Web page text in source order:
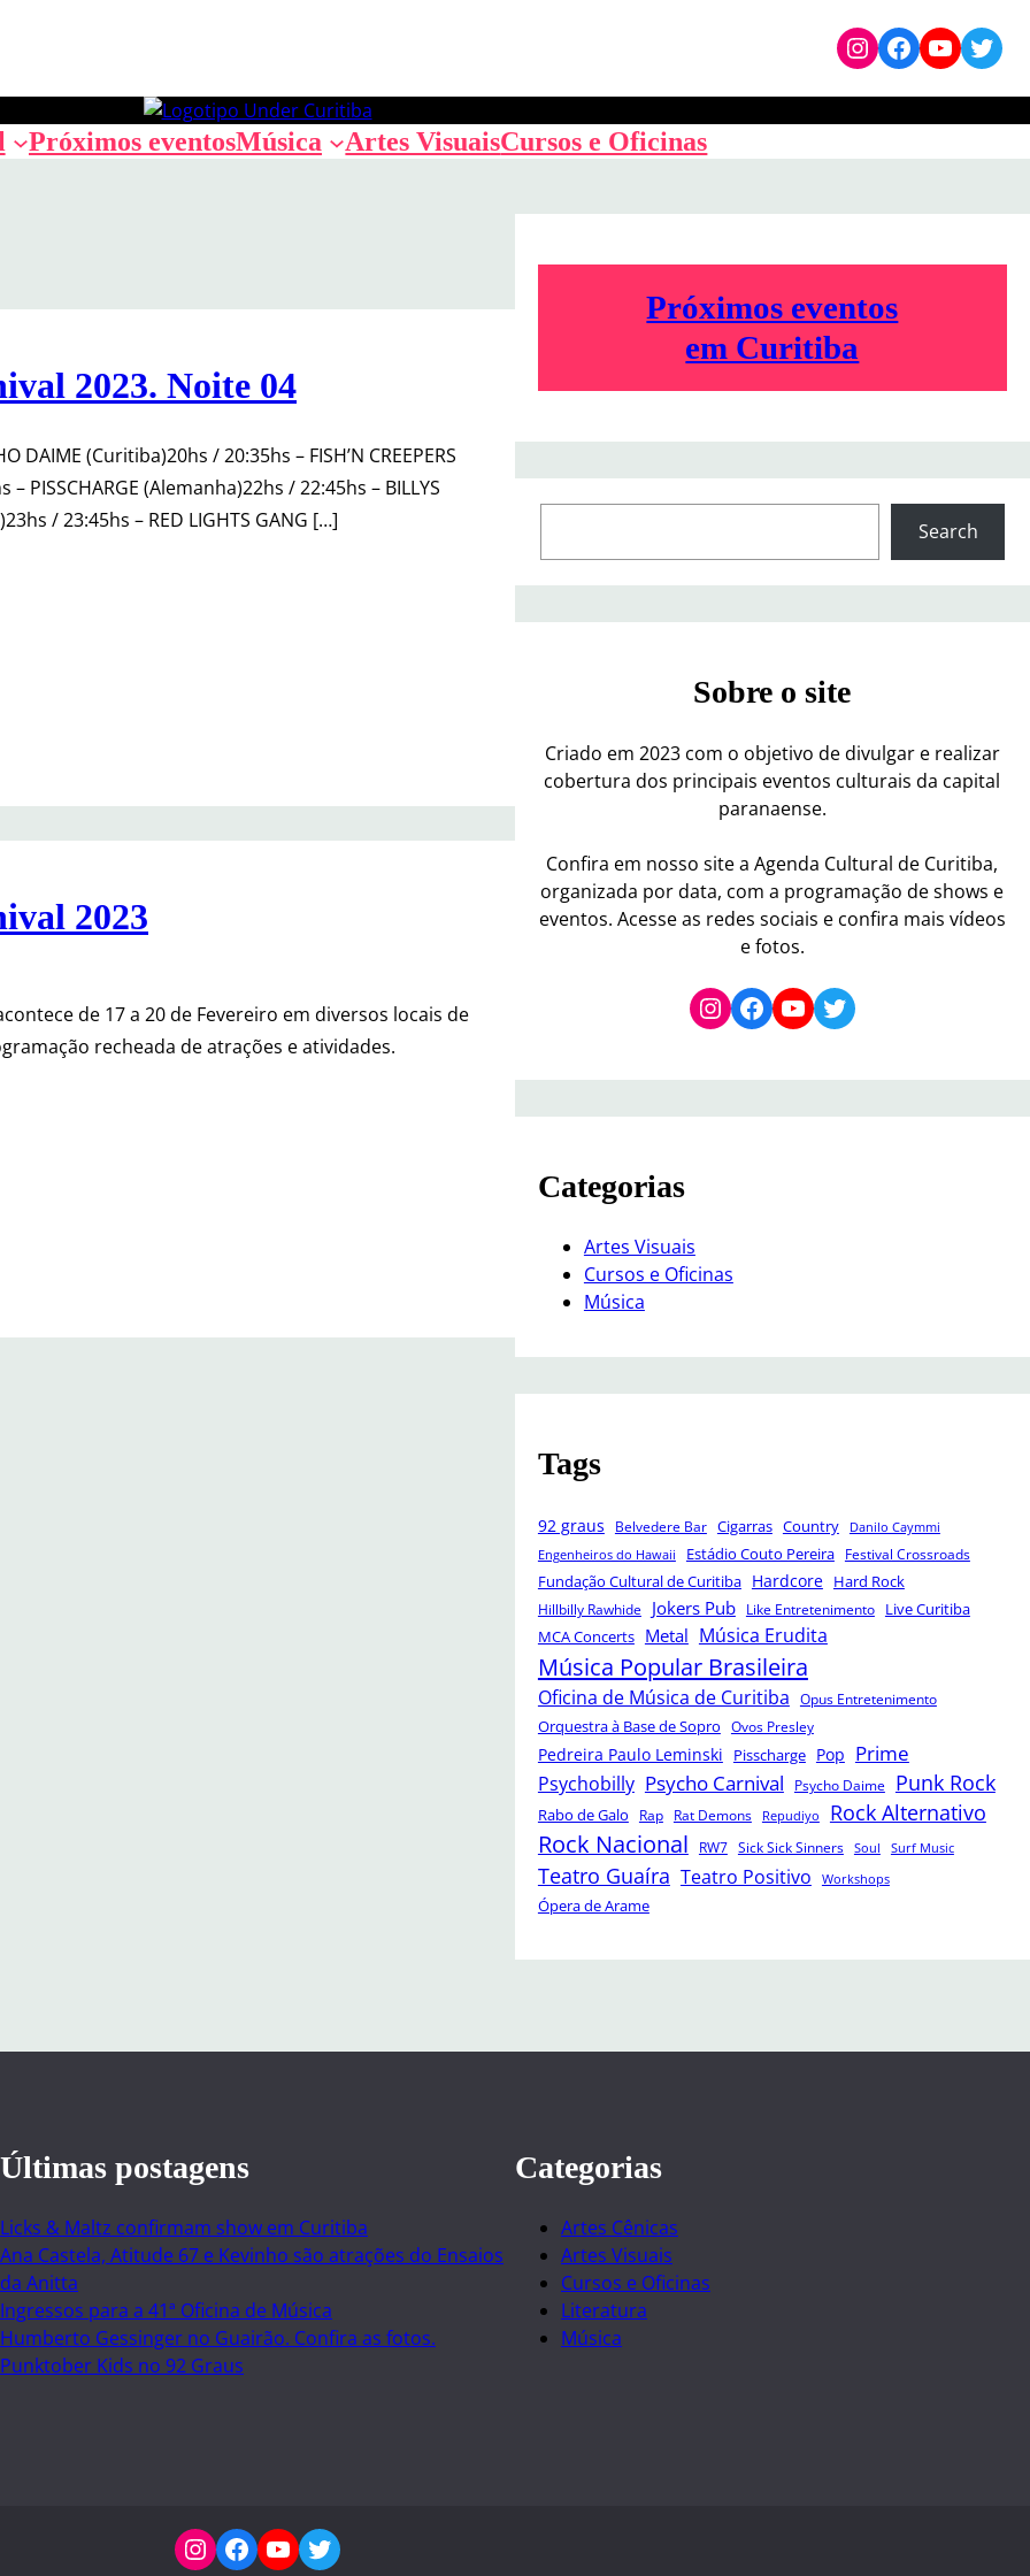
Instagram
Facebook
Próximos eventosMúsica Artes VisuaisCursos e Oficinas
2023. Noite 04
DAIME (Curitiba)20hs / 20:35hs – FISH’N CREEPERS
PISSCHARGE (Alemanha)22hs / 22:45hs – BILLYS
/ 23:45hs – RED LIGHTS GANG […]
2023
de 17 a 20 de Fevereiro em diversos locais de
recheada de atrações e atividades.
Próximos eventos
em Curitiba
c
Search
Sobre o site
Criado em 2023 com o objetivo de divulgar e realizar
cobertura dos principais eventos culturais da capital
paranaense.
Confira em nosso site a Agenda Cultural de Curitiba,
organizada por data, com a programação de shows e
eventos. Acesse as redes sociais e confira mais vídeos
e fotos.
Instagram Facebook YouTube Twitter
Categorias
Artes Visuais
Cursos e Oficinas
Música
Tags
92 graus Belvedere Bar Cigarras Country
Danilo Caymmi
Engenheiros do Hawaii
Estádio Couto Pereira Festival Crossroads
Fundação Cultural de Curitiba Hardcore Hard Rock
Hillbilly Rawhide Jokers Pub Like Entretenimento
Live Curitiba
MCA Concerts Metal Música Erudita
Música Popular Brasileira
Oficina de Música de Curitiba Opus Entretenimento
Orquestra à Base de Sopro Ovos Presley
Pedreira Paulo Leminski Pisscharge Pop Prime
Psychobilly Psycho Carnival Psycho Daime Punk Rock
Rabo de Galo Rap Rat Demons Repudiyo Rock Alternativo
Rock Nacional RW7 Sick Sick Sinners Soul Surf Music
Teatro Guaíra Teatro Positivo Workshops
Ópera de Arame
Últimas postagens
Licks & Maltz confirmam show em Curitiba
Ana Castela, Atitude 67 e Kevinho são atrações do Ensaios
da Anitta
Ingressos para a 41ª Oficina de Música
Humberto Gessinger no Guairão. Confira as fotos.
Punktober Kids no 92 Graus
Categorias
Artes Cênicas
Artes Visuais
Cursos e Oficinas
Literatura
Música
Instagram
Facebook
YouTube
Twitter